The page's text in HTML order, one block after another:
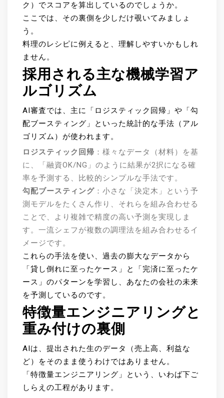
ク）でスコアを算出しているのでしょうか。
ここでは、その裏側を少しだけ覗いてみましょ
う。
料理のレシピに例えると、理解しやすいかもしれ
ません。
採用される主な機械学習ア
ルゴリズム
AI審査では、主に「ロジスティック回帰」や「勾
配ブースティング」といった統計的な手法（アル
ゴリズム）が使われます。
ロジスティック回帰 ：様々なデータ（材料）を基
に、「融資OK/NG」のように結果が2択になる確
率を予測する、比較的シンプルな手法です。
勾配ブースティング ：小さな「決定木」という予
測モデルをたくさん作り、それらを組み合わせる
ことで、より複雑で精度の高い予測を実現しま
す。一流シェフが複数の調理法を組み合わせるイ
メージです。
これらの手法を使い、過去の膨大なデータから
「貸し倒れに至ったケース」と「完済に至ったケ
ース」のパターンを学習し、あなたの会社の未来
を予測しているのです。
特徴量エンジニアリングと
重み付けの裏側
AIは、提出された生のデータ（売上高、利益な
ど）をそのまま使うわけではありません。
「特徴量エンジニアリング」という、いわば下ご
しらえの工程があります。